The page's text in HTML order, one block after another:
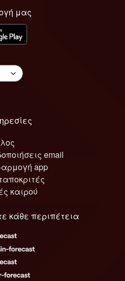
μας
email
app
καιρού
κάθε περιπέτεια